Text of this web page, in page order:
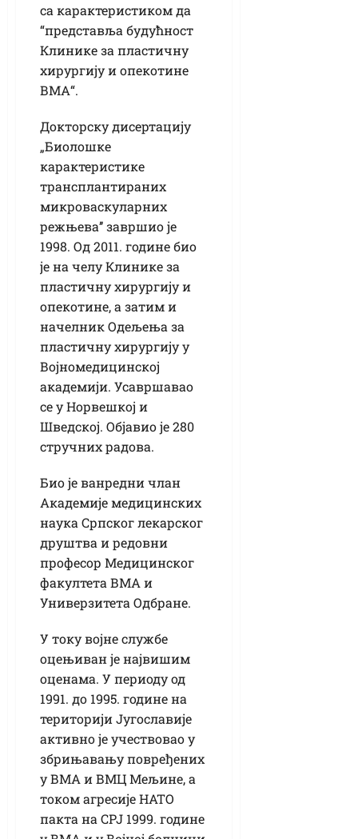
са карактеристиком да
“представља будућност
Клинике за пластичну
хирургију и опекотине
ВМА“.
Докторску дисертацију
„Биолошке
карактеристике
трансплантираних
микроваскуларних
режњева’’ завршио је
1998. Од 2011. године био
је на челу Клинике за
пластичну хирургију и
опекотине, а затим и
начелник Одељења за
пластичну хирургију у
Војномедицинској
академији. Усавршавао
се у Норвешкој и
Шведској. Објавио је 280
стручних радова.
Био је ванредни члан
Академије медицинских
наука Српског лекарског
друштва и редовни
професор Медицинског
факултета ВМА и
Универзитета Одбране.
У току војне службе
оцењиван је највишим
оценама. У периоду од
1991. до 1995. године на
територији Југославије
активно је учествовао у
збрињавању повређених
у ВМА и ВМЦ Мељине, а
током агресије НАТО
пакта на СРЈ 1999. године